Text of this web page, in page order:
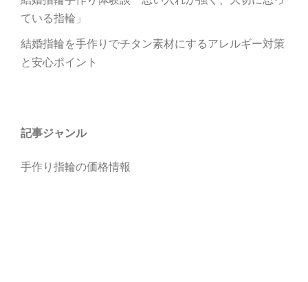
ている指輪」
結婚指輪を手作りでチタン素材にするアレルギー対策
と安心ポイント
記事ジャンル
手作り指輪の価格情報